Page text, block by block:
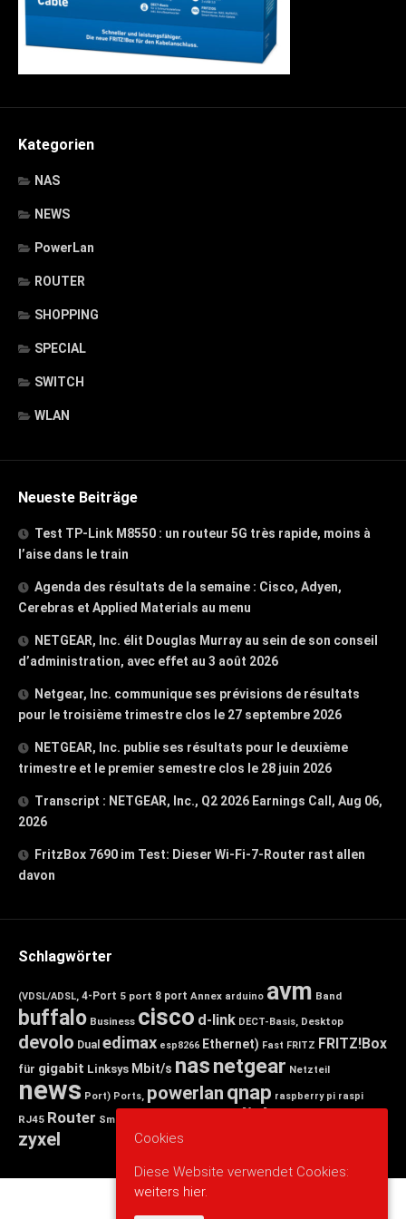
Kategorien
NAS
NEWS
PowerLan
ROUTER
SHOPPING
SPECIAL
SWITCH
WLAN
Neueste Beiträge
Test TP-Link M8550 : un routeur 5G très rapide, moins à
l’aise dans le train
Agenda des résultats de la semaine : Cisco, Adyen,
Cerebras et Applied Materials au menu
NETGEAR, Inc. élit Douglas Murray au sein de son conseil
d’administration, avec effet au 3 août 2026
Netgear, Inc. communique ses prévisions de résultats
pour le troisième trimestre clos le 27 septembre 2026
NETGEAR, Inc. publie ses résultats pour le deuxième
trimestre et le premier semestre clos le 28 juin 2026
Transcript : NETGEAR, Inc., Q2 2026 Earnings Call, Aug 06,
2026
FritzBox 7690 im Test: Dieser Wi-Fi-7-Router rast allen
davon
Schlagwörter
(VDSL/ADSL, 4-Port 5 port 8 port Annex arduino avm Band
buffalo Business cisco d-link DECT-Basis, Desktop
devolo Dual edimax esp8266 Ethernet) Fast FRITZ FRITZ!Box
für gigabit Linksys Mbit/s nasnetgear Netzteil
news Port) Ports, powerlan qnap raspberry pi raspi
RJ45 Router Small tp-link
zyxel Cookies
Diese Website verwendet Cookies:
weiters hier.